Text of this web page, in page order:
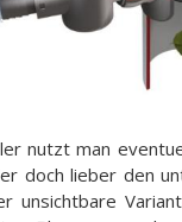
nutzt man
doch lieber den
unsichtbare